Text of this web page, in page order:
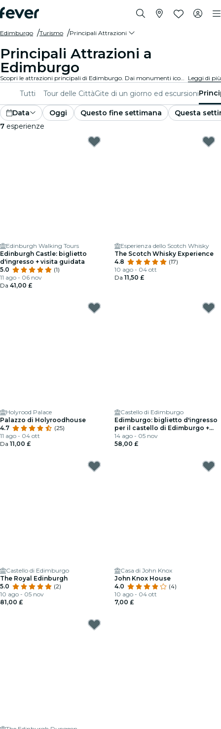
Edimburgo Turismo Principali Attrazioni
Principali Attrazioni a
Edimburgo
Scopri le attrazioni principali di Edimburgo. Dai monumenti iconici e ai centri culturali imperdibili, dai parchi mozzafiato ai tesori nascosti, esplora i luoghi da non perdere con queste esperienze. Scopri cosa rende Edimburgo davvero unica! Leggi di più
Tutti Tour delle CittàGite di un giorno ed escursioni
Data Oggi Questo fine settimana
Questa
7 esperienze
Edinburgh Walking Tours
Edinburgh Castle: biglietto
d'ingresso + visita guidata
5.0
(1)
11 ago - 06 nov
Da 41,00 £
Esperienza dello Scotch Whisky
The Scotch Whisky Experience
4.8
(17)
10 ago - 04 ott
Da 11,50 £
Holyrood Palace
Palazzo di Holyroodhouse
4.7
(25)
11 ago - 04 ott
Da 11,00 £
Castello di Edimburgo
Edimburgo: biglietto d'ingresso
per il castello di Edimburgo +
tour a piedi Harry Potter
14 ago - 05 nov
58,00 £
Castello di Edimburgo
The Royal Edinburgh
5.0
(2)
10 ago - 05 nov
81,00 £
Casa di John Knox
John Knox House
4.0
(4)
10 ago - 04 ott
7,00 £